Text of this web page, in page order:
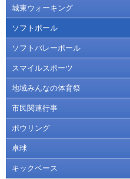
城東ウォーキング
ソフトボール
ソフトバレーボール
スマイルスポーツ
地域みんなの体育祭
市民関連行事
ボウリング
卓球
キックベース